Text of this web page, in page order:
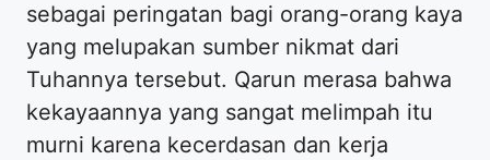
sebagai peringatan bagi orang-orang kaya
yang melupakan sumber nikmat dari
Tuhannya tersebut. Qarun merasa bahwa
kekayaannya yang sangat melimpah itu
murni karena kecerdasan dan kerja